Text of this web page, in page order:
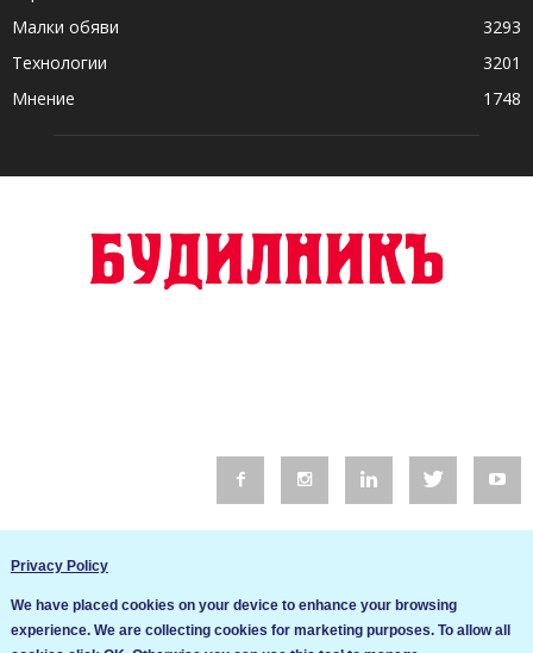
Малки обяви
3293
Технологии
3201
Мнение
1748
Общи условия
Privacy Policy
We have placed cookies on your device to enhance your browsing
experience. We are collecting cookies for marketing purposes. To allow all
Ние използваме бисквитки за да подобрим услугите си. Ако